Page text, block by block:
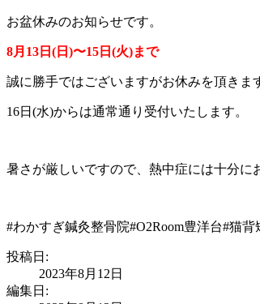
お盆休みのお知らせです。
8月13日(日)〜15日(火)まで
誠に勝手ではございますがお休みを頂きま
16日(水)からは通常通り受付いたします。
暑さが厳しいですので、熱中症には十分に
#わかすぎ鍼灸整骨院#O2Room豊洋台#猫
投稿日:
2023年8月12日
編集日: